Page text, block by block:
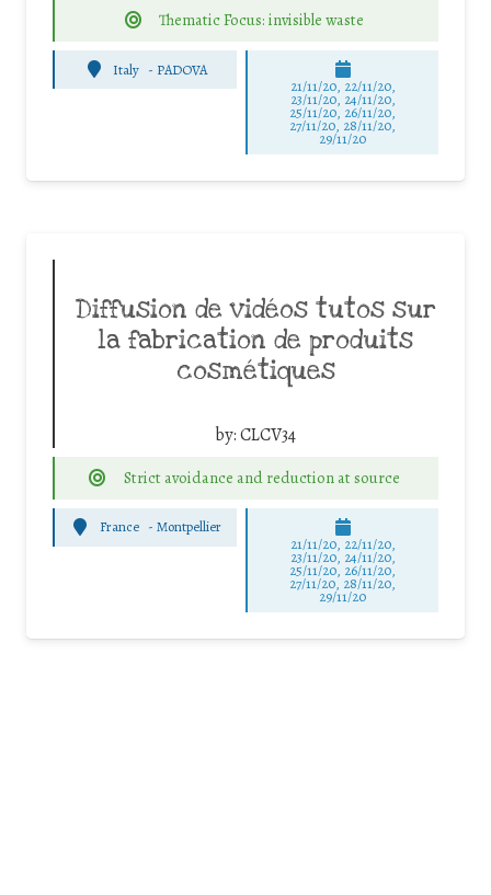
Thematic Focus: invisible waste
Italy - PADOVA
21/11/20, 22/11/20,
23/11/20, 24/11/20,
25/11/20, 26/11/20,
27/11/20, 28/11/20,
29/11/20
Diffusion de vidéos tutos sur
la fabrication de produits
cosmétiques
by:CLCV34
Strict avoidance and reduction at source
France - Montpellier
21/11/20, 22/11/20,
23/11/20, 24/11/20,
25/11/20, 26/11/20,
27/11/20, 28/11/20,
29/11/20